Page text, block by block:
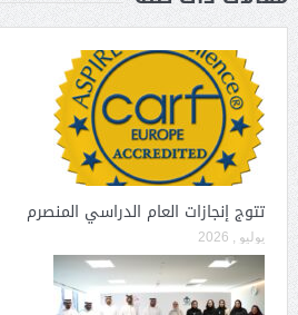
تتوج إنجازات العام الدراسي المنصرم
يوليو , 2026